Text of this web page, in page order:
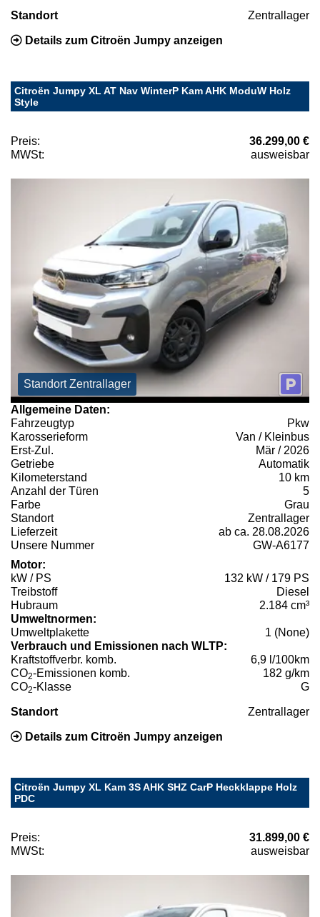
Standort Zentrallager
Details zum Citroën Jumpy anzeigen
Citroën Jumpy XL AT Nav WinterP Kam AHK ModuW Holz
Style
Preis:
36.299,00 €
MWSt:
ausweisbar
Standort Zentrallager
Allgemeine Daten:
Fahrzeugtyp
Pkw
Karosserieform
Van / Kleinbus
Erst-Zul.
Mär / 2026
Getriebe
Automatik
Kilometerstand
10 km
Anzahl der Türen
5
Farbe
Grau
Standort
Zentrallager
Lieferzeit
ab ca. 28.08.2026
Unsere Nummer
GW-A6177
Motor:
kW / PS
132 kW / 179 PS
Treibstoff
Diesel
Hubraum
2.184 cm³
Umweltnormen:
Umweltplakette
1 (None)
Verbrauch und Emissionen nach WLTP:
Kraftstoffverbr. komb.
6,9 l/100km
CO2-Emissionen komb.
182 g/km
CO2-Klasse G
Standort Zentrallager
Details zum Citroën Jumpy anzeigen
Citroën Jumpy XL Kam 3S AHK SHZ CarP Heckklappe Holz
PDC
Preis:
31.899,00 €
MWSt:
ausweisbar